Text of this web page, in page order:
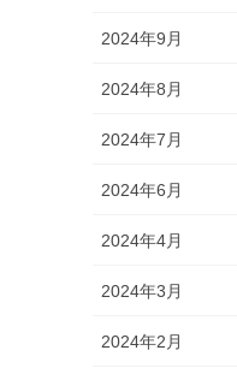
2024年9月
2024年8月
2024年7月
2024年6月
2024年4月
2024年3月
2024年2月